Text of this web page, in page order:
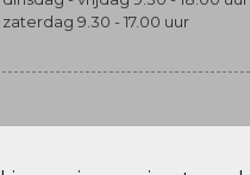
zaterdag 9.30 - 17.00 uur